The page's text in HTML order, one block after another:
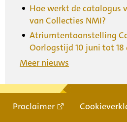
Hoe werkt de catalogus
van Collecties NMI?
Atriumtentoonstelling
Oorlogstijd 10 juni tot 18
Meer nieuws
Proclaimer